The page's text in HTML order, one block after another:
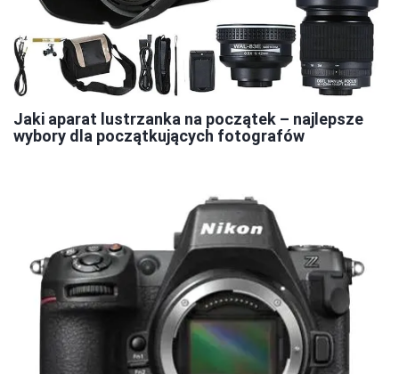
Jaki aparat lustrzanka na początek – najlepsze
wybory dla początkujących fotografów